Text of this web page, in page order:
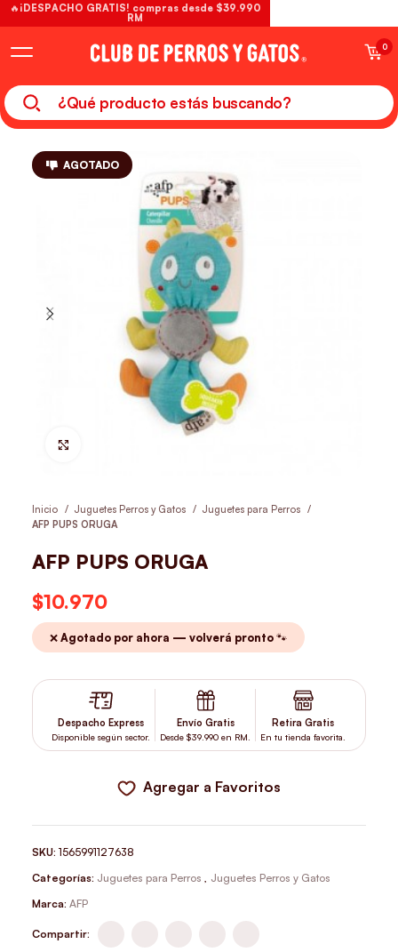
0
AGOTADO
Inicio Juguetes Perros y Gatos
Juguetes para Perros
AFP PUPS ORUGA
AFP PUPS ORUGA
$10.970
❌ Agotado por ahora — volverá pronto 🐾
Despacho Express
Disponible según sector.
Envío Gratis
Desde $39.990 en RM.
Retira Gratis
En tu tienda favorita.
Agregar a Favoritos
SKU:1565991127638
Categorías: Juguetes para Perros
Juguetes Perros y Gatos
Marca:AFP
Compartir:
🔥¡DESPACHO GRATIS! compras desde $39.990
RM